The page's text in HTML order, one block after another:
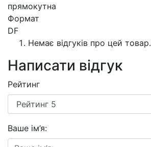
прямокутна
Формат
DF
Немає відгуків про цей товар.
Написати відгук
Рейтинг
Ваше ім’я: